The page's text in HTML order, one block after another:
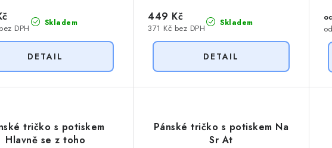
Skladem
DPH Skladem
371 Kč bez DPH
449 Kč
tričko s potiskem
Hlavně se z toho
Pánské tričko s potiskem Na
Sr At